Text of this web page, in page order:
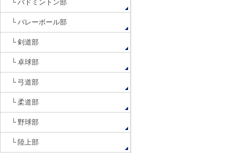
バドミントン部
バレーボール部
剣道部
卓球部
弓道部
柔道部
野球部
陸上部